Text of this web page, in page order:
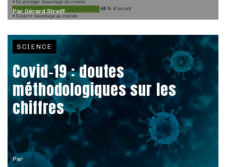
ParGérard Streiff
Par
SCIENCE
Covid-19 : doutes
méthodologiques sur les
chiffres